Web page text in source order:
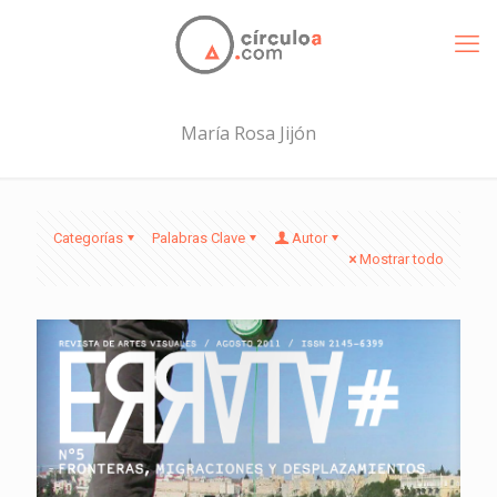
María Rosa Jijón
Categorías Palabras Clave
Autor
Mostrar todo